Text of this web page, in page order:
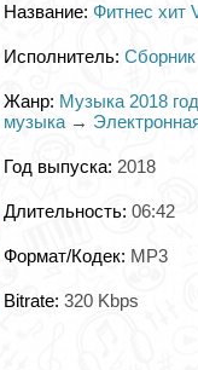
Название: Фитнес хит
Исполнитель: Сборник
Жанр: Музыка 2018
музыка →
Год выпуска: 2018
Длительность: 06:42
Формат/Кодек: MP3
Bitrate: 320 Kbps